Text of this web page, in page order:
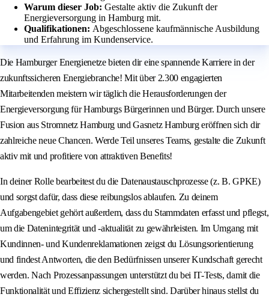
Warum dieser Job: Gestalte aktiv die Zukunft der
Energieversorgung in Hamburg mit.
Qualifikationen: Abgeschlossene kaufmännische Ausbildung
und Erfahrung im Kundenservice.
Die Hamburger Energienetze bieten dir eine spannende Karriere in der
zukunftssicheren Energiebranche! Mit über 2.300 engagierten
Mitarbeitenden meistern wir täglich die Herausforderungen der
Energieversorgung für Hamburgs Bürgerinnen und Bürger. Durch unsere
Fusion aus Stromnetz Hamburg und Gasnetz Hamburg eröffnen sich dir
zahlreiche neue Chancen. Werde Teil unseres Teams, gestalte die Zukunft
aktiv mit und profitiere von attraktiven Benefits!
In deiner Rolle bearbeitest du die Datenaustauschprozesse (z. B. GPKE)
und sorgst dafür, dass diese reibungslos ablaufen. Zu deinem
Aufgabengebiet gehört außerdem, dass du Stammdaten erfasst und pflegst,
um die Datenintegrität und -aktualität zu gewährleisten. Im Umgang mit
Kundinnen- und Kundenreklamationen zeigst du Lösungsorientierung
und findest Antworten, die den Bedürfnissen unserer Kundschaft gerecht
werden. Nach Prozessanpassungen unterstützt du bei IT-Tests, damit die
Funktionalität und Effizienz sichergestellt sind. Darüber hinaus stellst du